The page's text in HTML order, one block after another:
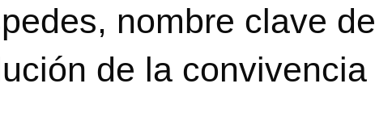
nombre clave de
de la convivencia